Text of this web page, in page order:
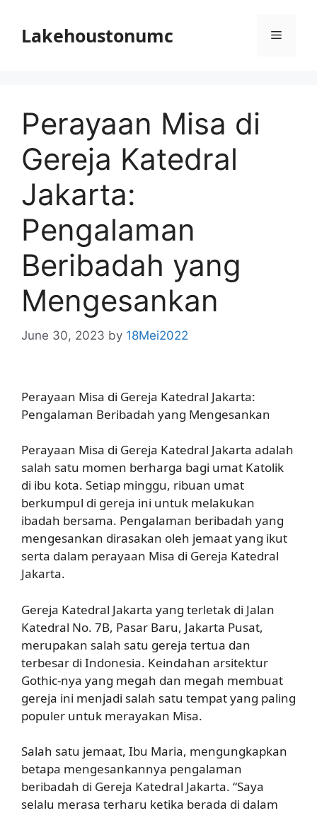
contentLakehoustonumc Menu
Perayaan Misa di
Gereja Katedral
Jakarta:
Pengalaman
Beribadah yang
Mengesankan
June 30, 2023 by 18Mei2022
Perayaan Misa di Gereja Katedral Jakarta:
Pengalaman Beribadah yang Mengesankan
Perayaan Misa di Gereja Katedral Jakarta adalah
salah satu momen berharga bagi umat Katolik
di ibu kota. Setiap minggu, ribuan umat
berkumpul di gereja ini untuk melakukan
ibadah bersama. Pengalaman beribadah yang
mengesankan dirasakan oleh jemaat yang ikut
serta dalam perayaan Misa di Gereja Katedral
Jakarta.
Gereja Katedral Jakarta yang terletak di Jalan
Katedral No. 7B, Pasar Baru, Jakarta Pusat,
merupakan salah satu gereja tertua dan
terbesar di Indonesia. Keindahan arsitektur
Gothic-nya yang megah dan megah membuat
gereja ini menjadi salah satu tempat yang paling
populer untuk merayakan Misa.
Salah satu jemaat, Ibu Maria, mengungkapkan
betapa mengesankannya pengalaman
beribadah di Gereja Katedral Jakarta. “Saya
selalu merasa terharu ketika berada di dalam